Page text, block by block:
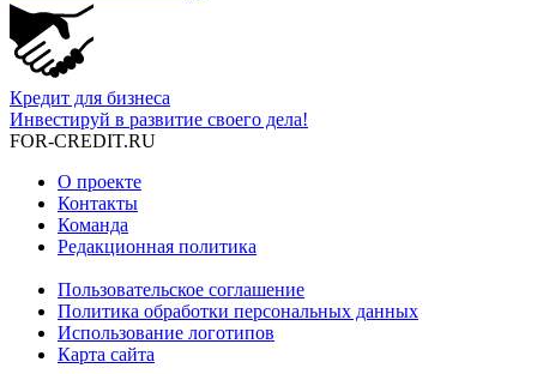
Кредит для бизнеса
Инвестируй в развитие своего дела!
FOR-CREDIT.RU
О проекте
Контакты
Команда
Редакционная политика
Пользовательское соглашение
Политика обработки персональных данных
Использование логотипов
Карта сайта